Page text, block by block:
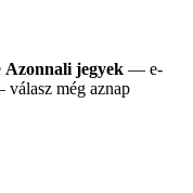
Azonnali jegyek — e-
még aznap